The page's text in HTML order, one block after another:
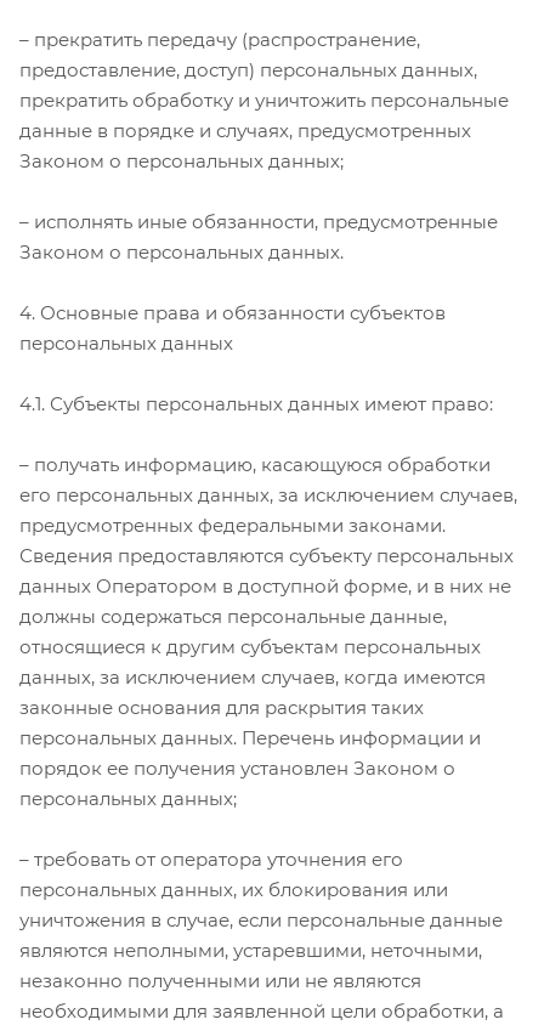
– прекратить передачу (распространение,
предоставление, доступ) персональных данных,
прекратить обработку и уничтожить персональные
данные в порядке и случаях, предусмотренных
Законом о персональных данных;
– исполнять иные обязанности, предусмотренные
Законом о персональных данных.
4. Основные права и обязанности субъектов
персональных данных
4.1. Субъекты персональных данных имеют право:
– получать информацию, касающуюся обработки
его персональных данных, за исключением случаев,
предусмотренных федеральными законами.
Сведения предоставляются субъекту персональных
данных Оператором в доступной форме, и в них не
должны содержаться персональные данные,
относящиеся к другим субъектам персональных
данных, за исключением случаев, когда имеются
законные основания для раскрытия таких
персональных данных. Перечень информации и
порядок ее получения установлен Законом о
персональных данных;
– требовать от оператора уточнения его
персональных данных, их блокирования или
уничтожения в случае, если персональные данные
являются неполными, устаревшими, неточными,
незаконно полученными или не являются
необходимыми для заявленной цели обработки, а